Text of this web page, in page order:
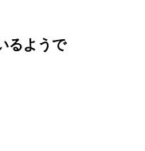
るようで